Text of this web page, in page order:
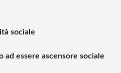
sociale
ad essere ascensore sociale